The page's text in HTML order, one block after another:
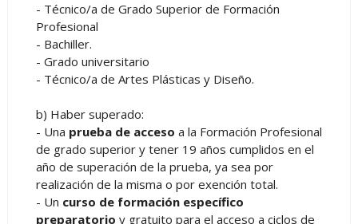
- Técnico/a de Grado Superior de Formación
Profesional
- Bachiller.
- Grado universitario
- Técnico/a de Artes Plásticas y Diseño.
b) Haber superado:
- Una prueba de acceso a la Formación Profesional
de grado superior y tener 19 años cumplidos en el
año de superación de la prueba, ya sea por
realización de la misma o por exención total.
- Un curso de formación específico
preparatorio y gratuito para el acceso a ciclos de